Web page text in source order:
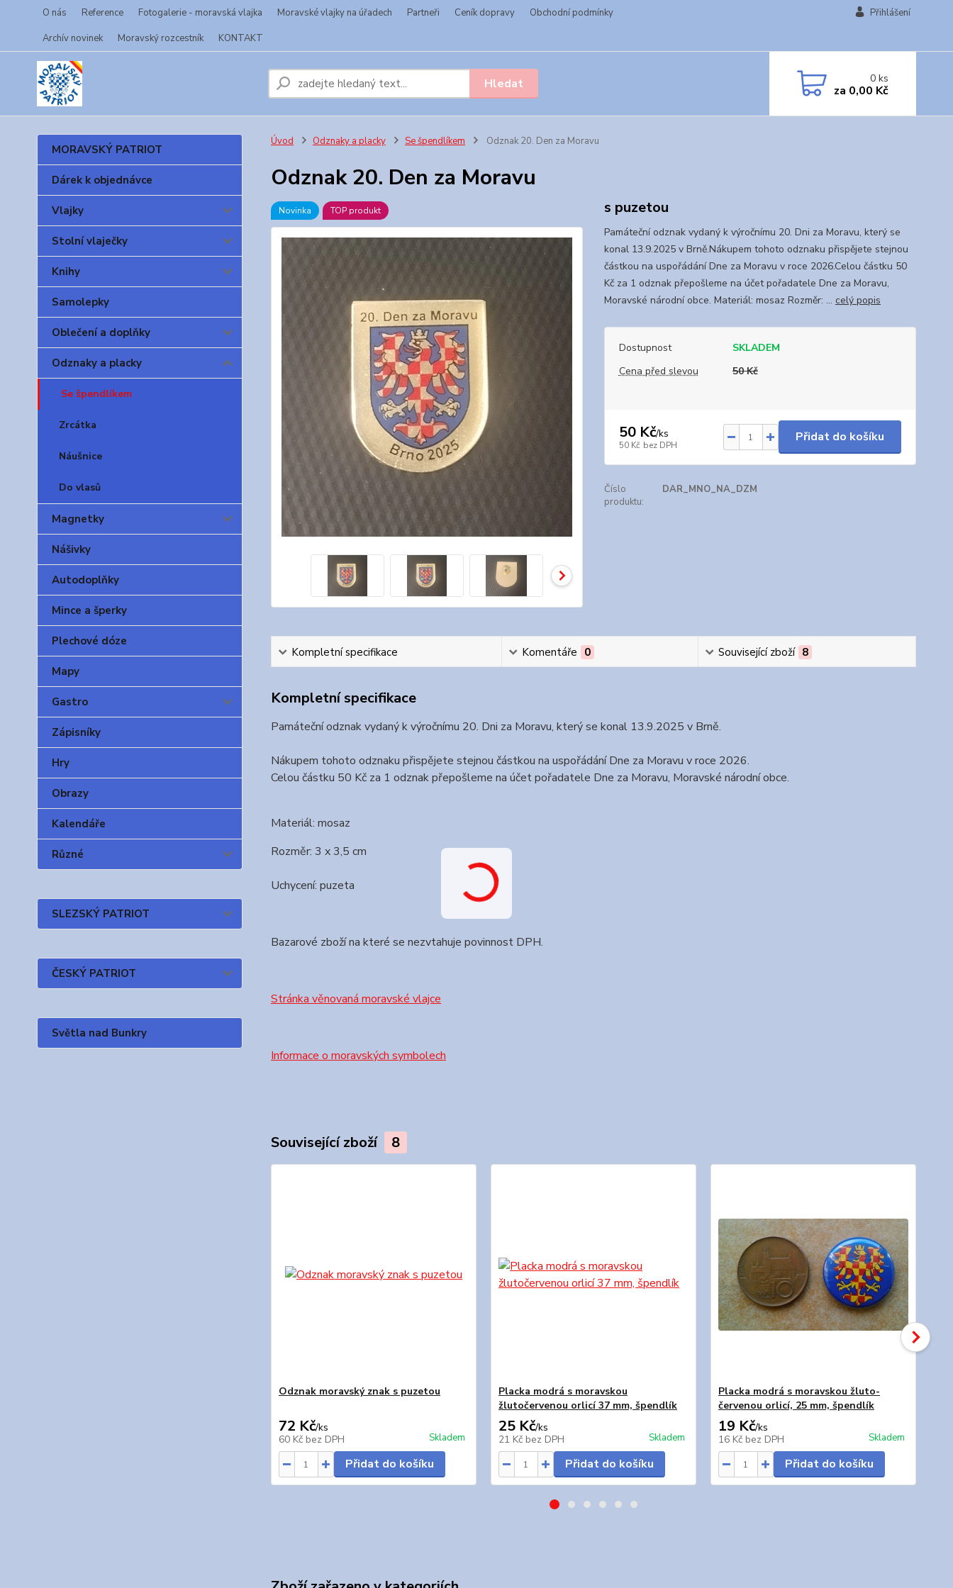
O nás Reference Fotogalerie - moravská vlajka Moravské vlajky na úřadech Partneři Ceník dopravy
Obchodní podmínky
Archív novinek
Moravský rozcestník KONTAKT
Přihlášení
Hledat 0ks
za 0,00 Kč
MORAVSKÝ PATRIOT
Dárek k objednávce
Vlajky
Stolní vlaječky
Knihy
Samolepky
Oblečení a doplňky
Odznaky a placky
Se špendlíkem
Zrcátka
Náušnice
Do vlasů
Magnetky
Nášivky
Autodoplňky
Mince a šperky
Plechové dóze
Mapy
Gastro
Zápisníky
Hry
Obrazy
Kalendáře
Různé
SLEZSKÝ PATRIOT
ČESKÝ PATRIOT
Světla nad Bunkry
Úvod Odznaky a placky Se špendlíkem Odznak 20. Den za Moravu
Odznak 20. Den za Moravu
Novinka TOP produkt s puzetou
Památeční odznak vydaný k výročnímu 20. Dni za Moravu, který se
konal 13.9.2025 v Brně.Nákupem tohoto odznaku přispějete stejnou
částkou na uspořádání Dne za Moravu v roce 2026.Celou částku 50
Kč za 1 odznak přepošleme na účet pořadatele Dne za Moravu,
Moravské národní obce. Materiál: mosaz Rozměr: ... celý popis
Dostupnost
SKLADEM
Cena před slevou
50 Kč
50 Kč/ks
50 Kč bez DPH
Přidat do košíku
Číslo
produktu:
DAR_MNO_NA_DZM
Kompletní specifikace Komentáře 0 Související zboží 8
Kompletní specifikace
Památeční odznak vydaný k výročnímu 20. Dni za Moravu, který se konal 13.9.2025 v Brně.
Nákupem tohoto odznaku přispějete stejnou částkou na uspořádání Dne za Moravu v roce 2026.
Celou částku 50 Kč za 1 odznak přepošleme na účet pořadatele Dne za Moravu, Moravské národní obce.
Materiál: mosaz
Rozměr: 3 x 3,5 cm
Uchycení: puzeta
Bazarové zboží na které se nezvtahuje povinnost DPH.
Stránka věnovaná moravské vlajce
Informace o moravských symbolech
Související zboží 8
Odznak moravský znak s puzetou
72 Kč/ks
60 Kč bez DPH Skladem
Přidat do košíku
Placka modrá s moravskou
žlutočervenou orlicí 37 mm, špendlík
25 Kč/ks
21 Kč bez DPH Skladem
Přidat do košíku
Placka modrá s moravskou žluto-
červenou orlicí, 25 mm, špendlík
19 Kč/ks
16 Kč bez DPH Skladem
Přidat do košíku